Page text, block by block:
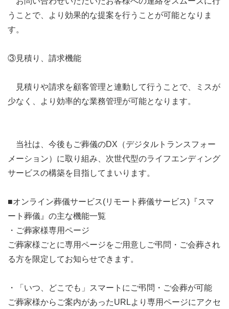
うことで、より効果的な提案を行うことが可能となりま
す。
③見積り、請求機能
見積りや請求を顧客管理と連動して行うことで、ミスが
少なく、より効率的な業務管理が可能となります。
当社は、今後もご葬儀のDX（デジタルトランスフォー
メーション）に取り組み、次世代型のライフエンディング
サービスの構築を目指してまいります。
■オンライン葬儀サービス(リモート葬儀サービス)『スマ
ート葬儀』の主な機能一覧
・ご葬家様専用ページ
ご葬家様ごとに専用ページをご用意しご弔問・ご会葬され
る方を限定してお知らせできます。
・「いつ、どこでも」スマートにご弔問・ご会葬が可能
ご葬家様からご案内があったURLより専用ページにアクセ